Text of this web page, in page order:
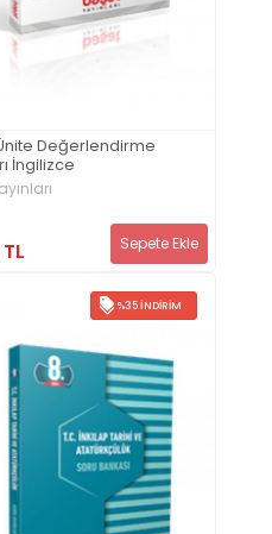
Ünite Değerlendirme
İngilizce
Sepete Ekle
%35 İNDIRIM